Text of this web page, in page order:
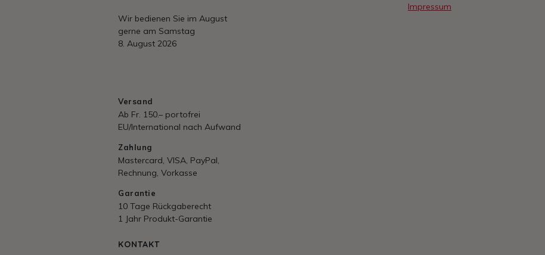
Wir bedienen Sie im August
gerne am Samstag
8. August 2026
Versand
Ab Fr. 150.– portofrei
EU/International nach Aufwand
Zahlung
Mastercard, VISA, PayPal,
Rechnung, Vorkasse
Garantie
10 Tage Rückgaberecht
1 Jahr Produkt-Garantie
KONTAKT
Impressum